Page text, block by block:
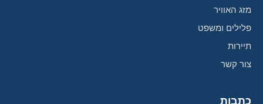
מזג האוויר
פלילים ומשפט
תיירות
צור קשר
כתבות